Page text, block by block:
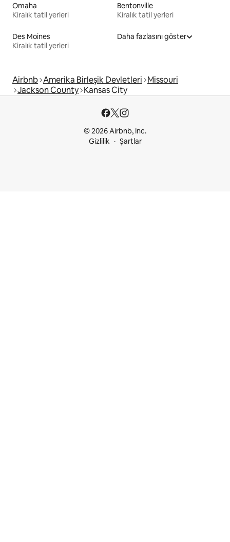
Omaha
Kiralık tatil yerleri
Bentonville
Kiralık tatil yerleri
Des Moines
Kiralık tatil yerleri
Daha fazlasını göster
Airbnb Amerika Birleşik Devletleri Missouri
Jackson County Kansas City
© 2026 Airbnb, Inc.
Gizlilik
Şartlar